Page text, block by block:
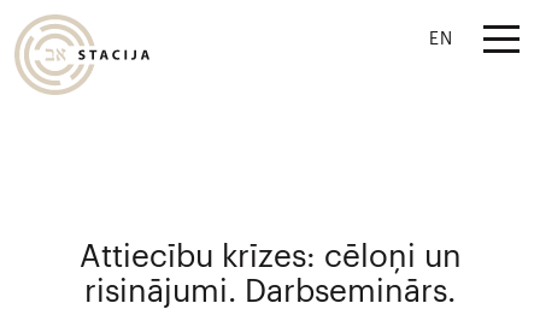
EN
Attiecību krīzes: cēloņi un
risinājumi. Darbseminārs.